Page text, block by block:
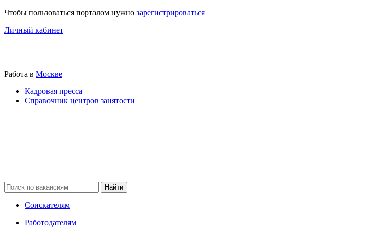
Чтобы пользоваться порталом нужно зарегистрироваться
Личный кабинет
Работа в Москве
Кадровая пресса
Справочник центров занятости
Соискателям
Работодателям